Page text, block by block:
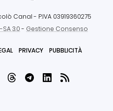
Canal - P.IVA 03919360275
SA 3.0- Gestione Consenso
PRIVACY PUBBLICITÀ